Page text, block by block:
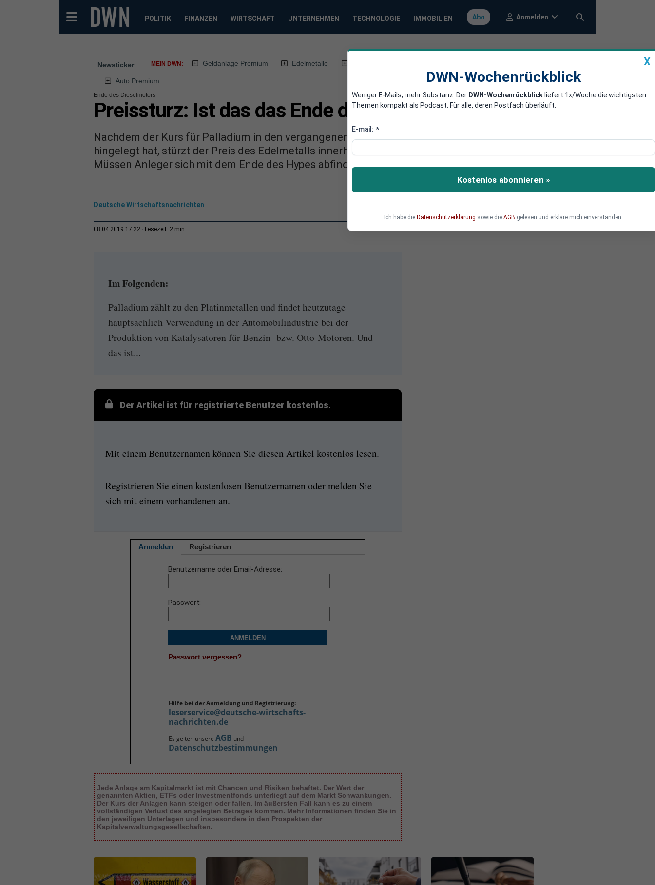
POLITIK FINANZEN WIRTSCHAFT UNTERNEHMEN TECHNOLOGIE IMMOBILIEN Abo Anmelden
Newsticker MEIN DWN: Geldanlage Premium Edelmetalle
Auto Premium
Ende des Dieselmotors
Preissturz: Ist das das Ende der Palladium-Rallye?
Nachdem der Kurs für Palladium in den vergangenen drei Jahren einen phänomenalen Aufstieg
hingelegt hat, stürzt der Preis des Edelmetalls innerhalb von zwei Wochen um 15 Prozent.
Müssen Anleger sich mit dem Ende des Hypes abfinden?
Deutsche Wirtschaftsnachrichten
08.04.2019 17:22 Lesezeit: 2 min
Im Folgenden:
Palladium zählt zu den Platinmetallen und findet heutzutage
hauptsächlich Verwendung in der Automobilindustrie bei der
Produktion von Katalysatoren für Benzin- bzw. Otto-Motoren. Und
das ist...
Der Artikel ist für registrierte Benutzer kostenlos.
Mit einem Benutzernamen können Sie diesen Artikel kostenlos lesen.
Registrieren Sie einen kostenlosen Benutzernamen oder melden Sie
sich mit einem vorhandenen an.
Anmelden Registrieren
Benutzername oder Email-Adresse
Passwort
ANMELDEN
Passwort vergessen?
Hilfe bei der Anmeldung und Registrierung:
leserservice@deutsche-wirtschafts-
nachrichten.de
Es gelten unsere AGB und
Datenschutzbestimmungen
Jede Anlage am Kapitalmarkt ist mit Chancen und Risiken behaftet. Der Wert der
genannten Aktien, ETFs oder Investmentfonds unterliegt auf dem Markt Schwankungen.
Der Kurs der Anlagen kann steigen oder fallen. Im äußersten Fall kann es zu einem
vollständigen Verlust des angelegten Betrages kommen. Mehr Informationen finden Sie in
den jeweiligen Unterlagen und insbesondere in den Prospekten der
Kapitalverwaltungsgesellschaften.
X
DWN-Wochenrückblick
Weniger E-Mails, mehr Substanz: Der DWN-Wochenrückblick liefert 1x/Woche die wichtigsten
Themen kompakt als Podcast. Für alle, deren Postfach überläuft.
E-mail: *
Kostenlos abonnieren »
Ich habe die Datenschutzerklärung sowie die AGB gelesen und erkläre mich einverstanden.